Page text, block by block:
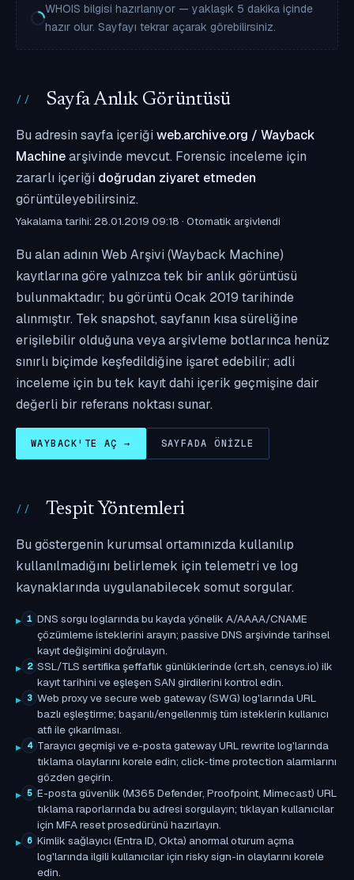
WHOIS bilgisi hazırlanıyor — yaklaşık 5 dakika içinde
hazır olur. Sayfayı tekrar açarak görebilirsiniz.
Sayfa Anlık Görüntüsü
Bu adresin sayfa içeriği web.archive.org / Wayback
Machinearşivinde mevcut. Forensic inceleme için
zararlı içeriği doğrudan ziyaret etmeden
görüntüleyebilirsiniz.
Yakalama tarihi: 28.01.2019 09:18 · Otomatik arşivlendi
Bu alan adının Web Arşivi (Wayback Machine)
kayıtlarına göre yalnızca tek bir anlık görüntüsü
bulunmaktadır; bu görüntü Ocak 2019 tarihinde
alınmıştır. Tek snapshot, sayfanın kısa süreliğine
erişilebilir olduğuna veya arşivleme botlarınca henüz
sınırlı biçimde keşfedildiğine işaret edebilir; adli
inceleme için bu tek kayıt dahi içerik geçmişine dair
değerli bir referans noktası sunar.
WAYBACK'TE AÇ → SAYFADA ÖNIZLE
Tespit Yöntemleri
Bu göstergenin kurumsal ortamınızda kullanılıp
kullanılmadığını belirlemek için telemetri ve log
kaynaklarında uygulanabilecek somut sorgular.
1 DNS sorgu loglarında bu kayda yönelik A/AAAA/CNAME
çözümleme isteklerini arayın; passive DNS arşivinde tarihsel
kayıt değişimini doğrulayın.
2 SSL/TLS sertifika şeffaflık günlüklerinde (crt.sh, censys.io) ilk
kayıt tarihini ve eşleşen SAN girdilerini kontrol edin.
3 Web proxy ve secure web gateway (SWG) log'larında URL
bazlı eşleştirme; başarılı/engellenmiş tüm isteklerin kullanıcı
atfı ile çıkarılması.
4 Tarayıcı geçmişi ve e-posta gateway URL rewrite log'larında
tıklama olaylarını korele edin; click-time protection alarmlarını
gözden geçirin.
5 E-posta güvenlik (M365 Defender, Proofpoint, Mimecast) URL
tıklama raporlarında bu adresi sorgulayın; tıklayan kullanıcılar
için MFA reset prosedürünü hazırlayın.
6 Kimlik sağlayıcı (Entra ID, Okta) anormal oturum açma
log'larında ilgili kullanıcılar için risky sign-in olaylarını korele
edin.